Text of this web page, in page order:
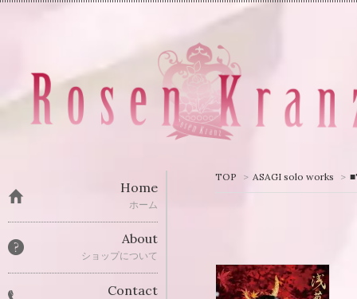
TOP > ASAGI solo works >
Home
ホーム
About
ショップについて
Contact